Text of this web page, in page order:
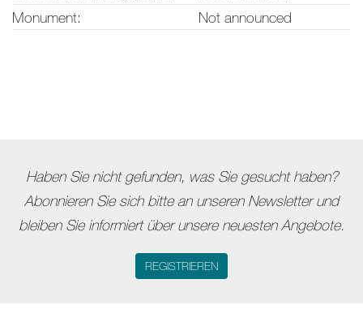
Monument:
Not announced
Haben Sie nicht gefunden, was Sie gesucht haben?
Abonnieren Sie sich bitte an unseren Newsletter und
bleiben Sie informiert über unsere neuesten Angebote.
REGISTRIEREN